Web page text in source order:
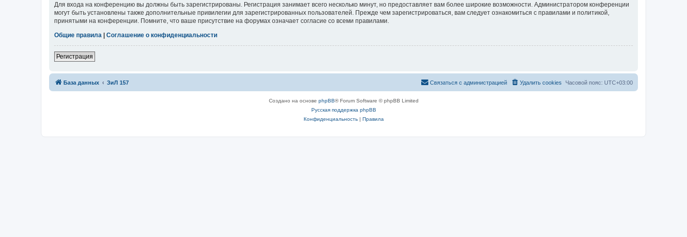
Для входа на конференцию вы должны быть зарегистрированы. Регистрация занимает всего несколько минут, но предоставляет вам более широкие возможности. Администратором конференции
могут быть установлены также дополнительные привилегии для зарегистрированных пользователей. Прежде чем зарегистрироваться, вам следует ознакомиться с правилами и политикой,
принятыми на конференции. Помните, что ваше присутствие на форумах означает согласие со всеми правилами.
Общие правила | Соглашение о конфиденциальности
Регистрация
База данных ЗиЛ 157 Часовой пояс: UTC+03:00
Удалить cookies
Связаться с администрацией
Создано на основе phpBB® Forum Software © phpBB Limited
Русская поддержка phpBB
Конфиденциальность| Правила